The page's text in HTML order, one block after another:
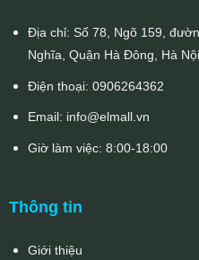
Địa chỉ: Số 78, Ngõ 159,
Nghĩa, Quận Hà Đông, Hà Nội
Điện thoại: 0906264362
Email: info@elmall.vn
Giờ làm việc: 8:00-18:00
Thông tin
Giới thiệu